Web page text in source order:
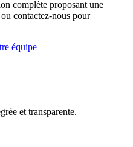
complète proposant une
contactez-nous pour
équipe
et transparente.